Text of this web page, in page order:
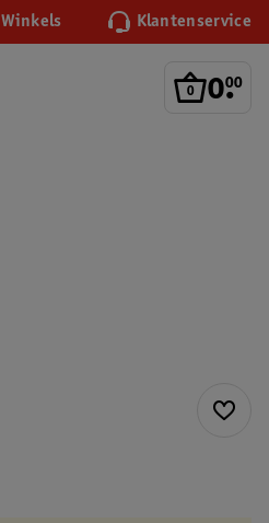
Winkels Klantenservice
0.
00